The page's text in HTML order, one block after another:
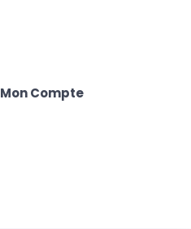
Mon Compte